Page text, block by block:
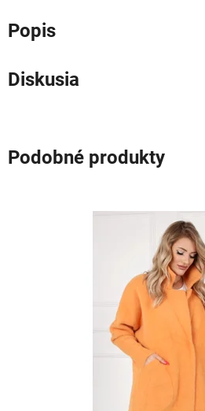
Popis
Diskusia
Podobné produkty